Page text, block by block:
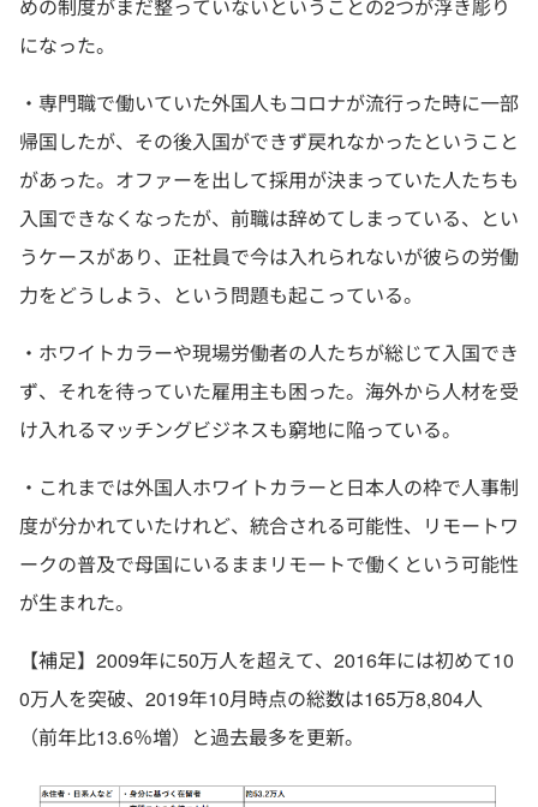
めの制度がまだ整っていないということの2つが浮き彫り
になった。
・専門職で働いていた外国人もコロナが流行った時に一部
帰国したが、その後入国ができず戻れなかったということ
があった。オファーを出して採用が決まっていた人たちも
入国できなくなったが、前職は辞めてしまっている、とい
うケースがあり、正社員で今は入れられないが彼らの労働
力をどうしよう、という問題も起こっている。
・ホワイトカラーや現場労働者の人たちが総じて入国でき
ず、それを待っていた雇用主も困った。海外から人材を受
け入れるマッチングビジネスも窮地に陥っている。
・これまでは外国人ホワイトカラーと日本人の枠で人事制
度が分かれていたけれど、統合される可能性、リモートワ
ークの普及で母国にいるままリモートで働くという可能性
が生まれた。
【補足】2009年に50万人を超えて、2016年には初めて10
0万人を突破、2019年10月時点の総数は165万8,804人
（前年比13.6％増）と過去最多を更新。